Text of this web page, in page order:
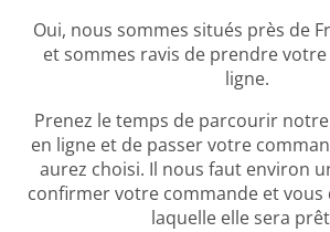
Oui, nous sommes situés près de
et sommes ravis de prendre
ligne.
Prenez le temps de parcourir
en ligne et de passer votre
aurez choisi. Il nous faut environ
confirmer votre commande et
laquelle elle sera